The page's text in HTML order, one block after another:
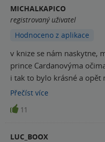
MICHALKAPICO
registrovaný uživatel
Hodnoceno z aplikace
v knize se nám naskytne,
prince Cardanovýma
i tak to bylo krásné a opět
opravdu škoda, že je to
další 300 stránková kniha
tak, jsem si knihu užila a
Přečíst více
11
LUC_BOOX